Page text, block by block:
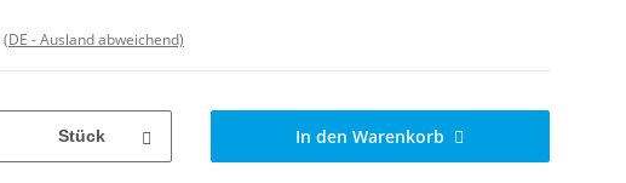
(DE - Ausland abweichend)
Stück In den Warenkorb